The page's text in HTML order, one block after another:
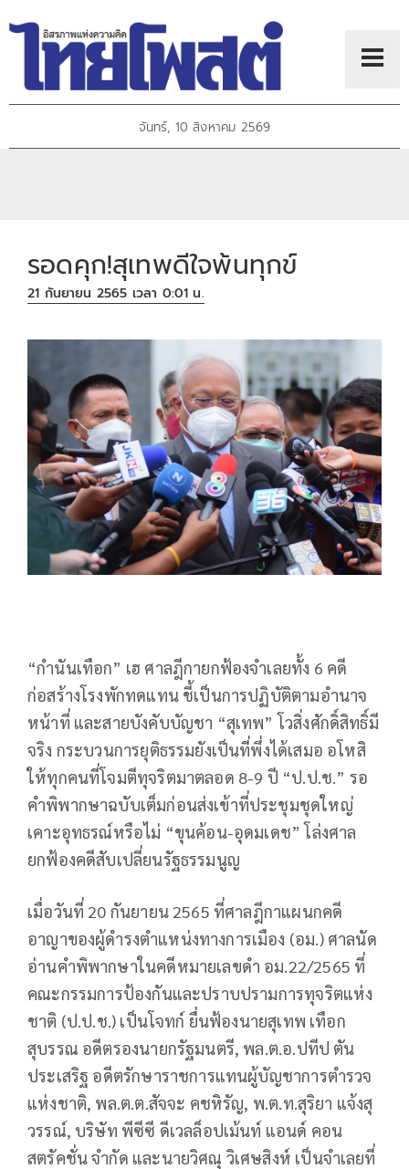
จันทร์, 10 สิงหาคม 2569
รอดคุก!สุเทพดีใจพ้นทุกข์
21 กันยายน 2565 เวลา 0:01 น.
“กำนันเทือก” เฮ ศาลฎีกายกฟ้องจำเลยทั้ง 6 คดี
ก่อสร้างโรงพักทดแทน ชี้เป็นการปฏิบัติตามอำนาจ
หน้าที่ และสายบังคับบัญชา “สุเทพ” โวสิ่งศักดิ์สิทธิ์มี
จริง กระบวนการยุติธรรมยังเป็นที่พึ่งได้เสมอ อโหสิ
ให้ทุกคนที่โจมตีทุจริตมาตลอด 8-9 ปี “ป.ป.ช.” รอ
คำพิพากษาฉบับเต็มก่อนส่งเข้าที่ประชุมชุดใหญ่
เคาะอุทธรณ์หรือไม่ “ขุนค้อน-อุดมเดช” โล่งศาล
ยกฟ้องคดีสับเปลี่ยนรัฐธรรมนูญ
เมื่อวันที่ 20 กันยายน 2565 ที่ศาลฎีกาแผนกคดี
อาญาของผู้ดำรงตำแหน่งทางการเมือง (อม.) ศาลนัด
อ่านคำพิพากษาในคดีหมายเลขดำ อม.22/2565 ที่
คณะกรรมการป้องกันและปราบปรามการทุจริตแห่ง
ชาติ (ป.ป.ช.) เป็นโจทก์ ยื่นฟ้องนายสุเทพ เทือก
สุบรรณ อดีตรองนายกรัฐมนตรี, พล.ต.อ.ปทีป ตัน
ประเสริฐ อดีตรักษาราชการแทนผู้บัญชาการตำรวจ
แห่งชาติ, พล.ต.ต.สัจจะ คชหิรัญ, พ.ต.ท.สุริยา แจ้งสุ
วรรณ์, บริษัท พีซีซี ดีเวลล็อปเม้นท์ แอนด์ คอน
สตรัคชั่น จำกัด และนายวิศณุ วิเศษสิงห์ เป็นจำเลยที่